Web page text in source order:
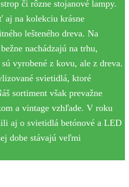
či rôzne stojanové lampy.
aj na kolekciu krásne
lešteného dreva. Na
nachádzajú na trhu,
vyrobené z kovu, ale z dreva.
svietidlá, ktoré
sortiment však prevažne
a vintage vzhľade. V roku
aj o svietidlá betónové a LED
dobe stávajú veľmi